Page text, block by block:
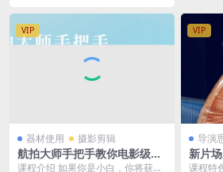
VIP
器材使用 摄影剪辑
航拍大师手把手教你电影级航
拍
课程介绍 如果你是小白，你将获得
VIP
导演
课程特